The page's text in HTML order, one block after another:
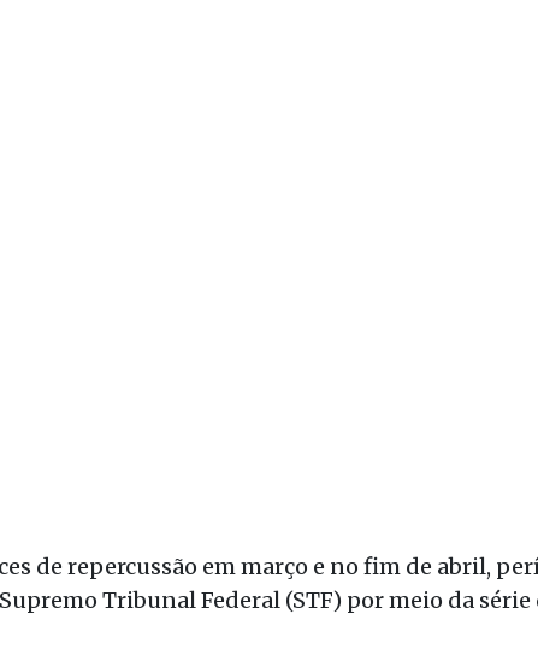
de repercussão em março e no fim de abril,
Tribunal Federal (STF) por meio da série